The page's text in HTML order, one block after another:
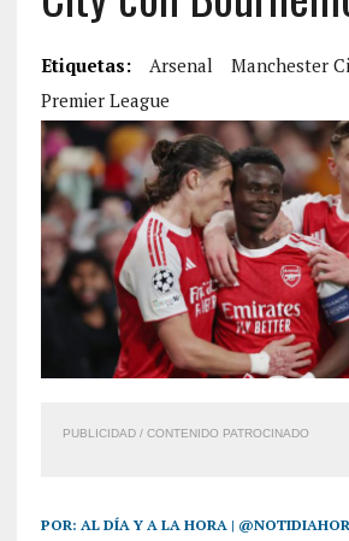
Etiquetas: Arsenal
Manchester
Premier League
PUBLICIDAD / CONTENIDO PATROCINADO
POR: AL DÍA Y A LA HORA |